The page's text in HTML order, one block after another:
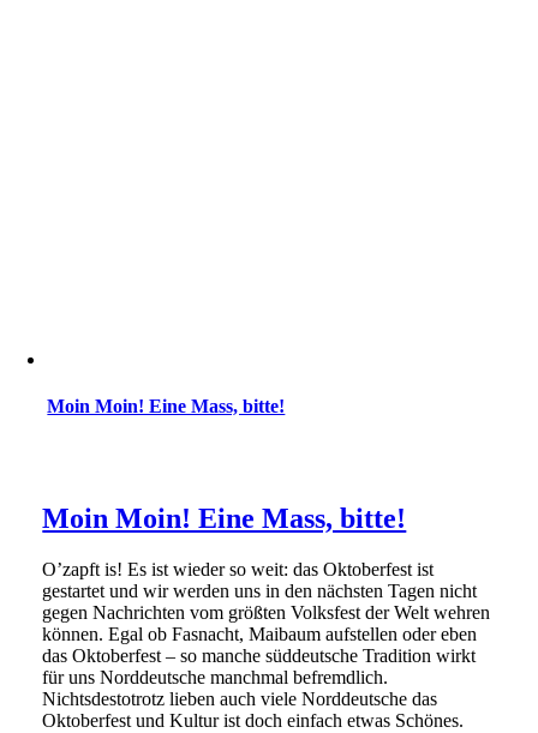
Moin Moin! Eine Mass, bitte!
Moin Moin! Eine Mass, bitte!
O’zapft is! Es ist wieder so weit: das Oktoberfest ist
gestartet und wir werden uns in den nächsten Tagen nicht
gegen Nachrichten vom größten Volksfest der Welt wehren
können. Egal ob Fasnacht, Maibaum aufstellen oder eben
das Oktoberfest – so manche süddeutsche Tradition wirkt
für uns Norddeutsche manchmal befremdlich.
Nichtsdestotrotz lieben auch viele Norddeutsche das
Oktoberfest und Kultur ist doch einfach etwas Schönes.